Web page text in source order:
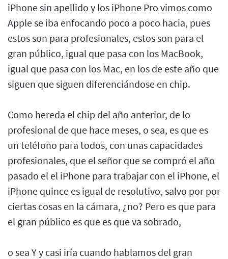
iPhone sin apellido y los iPhone Pro vimos como
Apple se iba enfocando poco a poco hacia, pues
estos son para profesionales, estos son para el
gran público, igual que pasa con los MacBook,
igual que pasa con los Mac, en los de este año que
siguen que siguen diferenciándose en chip.
Como hereda el chip del año anterior, de lo
profesional de que hace meses, o sea, es que es
un teléfono para todos, con unas capacidades
profesionales, que el señor que se compró el año
pasado el el iPhone para trabajar con el iPhone, el
iPhone quince es igual de resolutivo, salvo por por
ciertas cosas en la cámara, ¿no? Pero es que para
el gran público es que es que va sobrado,
o sea Y y casi iría cuando hablamos del gran